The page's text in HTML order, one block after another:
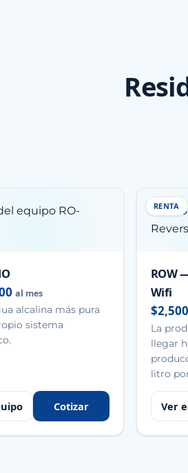
al mes
alcalina más pura
sistema
Cotizar
RENTA
ROW
Wifi
La
llegar
litro
Ver